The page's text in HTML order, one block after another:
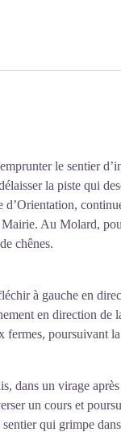
le sentier
la piste qui
d’Orientation,
Au Molard,
chênes.
à gauche en
en direction de
fermes, poursuivant
dans un virage
un cours et
qui grimpe